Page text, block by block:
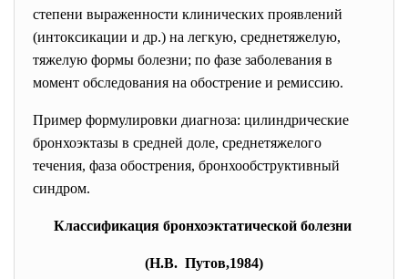
степени выраженности клинических проявлений
(интоксикации и др.) на легкую, среднетяжелую,
тяжелую формы болезни; по фазе заболевания в
момент обследования на обострение и ремиссию.
Пример формулировки диагноза: цилиндрические
бронхоэктазы в средней доле, среднетяжелого
течения, фаза обострения, бронхообструктивный
синдром.
Классификация бронхоэктатической болезни
(Н.В. Путов,1984)